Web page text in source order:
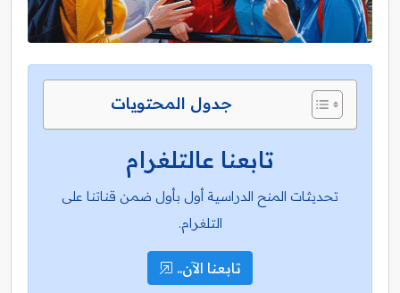
جدول المحتويات
تابعنا عالتلغرام
تحديثات المنح الدراسية أول بأول ضمن قناتنا على
التلغرام.
تابعنا الآن..